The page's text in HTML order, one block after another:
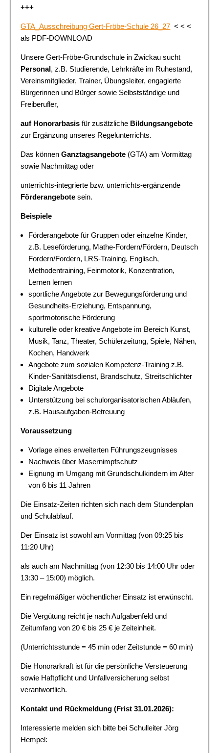
+++
GTA_Ausschreibung Gert-Fröbe-Schule 26_27 < < <
als PDF-DOWNLOAD
Unsere Gert-Fröbe-Grundschule in Zwickau sucht
Personal, z.B. Studierende, Lehrkräfte im Ruhestand,
Vereinsmitglieder, Trainer, Übungsleiter, engagierte
Bürgerinnen und Bürger sowie Selbstständige und
Freiberufler,
auf Honorarbasis für zusätzliche Bildungsangebote
zur Ergänzung unseres Regelunterrichts.
Das könnenGanztagsangebote (GTA) am Vormittag
sowie Nachmittag oder
unterrichts-integrierte bzw. unterrichts-ergänzende
Förderangebote sein.
Beispiele
Förderangebote für Gruppen oder einzelne Kinder,
z.B. Leseförderung, Mathe-Fordern/Fördern, Deutsch
Fordern/Fordern, LRS-Training, Englisch,
Methodentraining, Feinmotorik, Konzentration,
Lernen lernen
sportliche Angebote zur Bewegungsförderung und
Gesundheits-Erziehung, Entspannung,
sportmotorische Förderung
kulturelle oder kreative Angebote im Bereich Kunst,
Musik, Tanz, Theater, Schülerzeitung, Spiele, Nähen,
Kochen, Handwerk
Angebote zum sozialen Kompetenz-Training z.B.
Kinder-Sanitätsdienst, Brandschutz, Streitschlichter
Digitale Angebote
Unterstützung bei schulorganisatorischen Abläufen,
z.B. Hausaufgaben-Betreuung
Voraussetzung
Vorlage eines erweiterten Führungszeugnisses
Nachweis über Masernimpfschutz
Eignung im Umgang mit Grundschulkindern im Alter
von 6 bis 11 Jahren
Die Einsatz-Zeiten richten sich nach dem Stundenplan
und Schulablauf.
Der Einsatz ist sowohl am Vormittag (von 09:25 bis
11:20 Uhr)
als auch am Nachmittag (von 12:30 bis 14:00 Uhr oder
13:30 – 15:00) möglich.
Ein regelmäßiger wöchentlicher Einsatz ist erwünscht.
Die Vergütung reicht je nach Aufgabenfeld und
Zeitumfang von 20 € bis 25 € je Zeiteinheit.
(Unterrichtsstunde = 45 min oder Zeitstunde = 60 min)
Die Honorarkraft ist für die persönliche Versteuerung
sowie Haftpflicht und Unfallversicherung selbst
verantwortlich.
Kontakt und Rückmeldung (Frist 31.01.2026):
Interessierte melden sich bitte bei Schulleiter Jörg
Hempel: